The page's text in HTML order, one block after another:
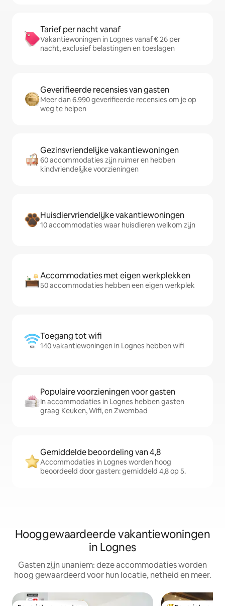
Tarief per nacht vanaf
Vakantiewoningen in Lognes vanaf € 26 per
nacht, exclusief belastingen en toeslagen
Geverifieerde recensies van gasten
Meer dan 6.990 geverifieerde recensies om je op
weg te helpen
Gezinsvriendelijke vakantiewoningen
60 accommodaties zijn ruimer en hebben
kindvriendelijke voorzieningen
Huisdiervriendelijke vakantiewoningen
10 accommodaties waar huisdieren welkom zijn
Accommodaties met eigen werkplekken
50 accommodaties hebben een eigen werkplek
Toegang tot wifi
140 vakantiewoningen in Lognes hebben wifi
Populaire voorzieningen voor gasten
In accommodaties in Lognes hebben gasten
graag Keuken, Wifi, en Zwembad
Gemiddelde beoordeling van 4,8
Accommodaties in Lognes worden hoog
beoordeeld door gasten: gemiddeld 4,8 op 5.
Hooggewaardeerde vakantiewoningen
in Lognes
Gasten zijn unaniem: deze accommodaties worden
hoog gewaardeerd voor hun locatie, netheid en meer.